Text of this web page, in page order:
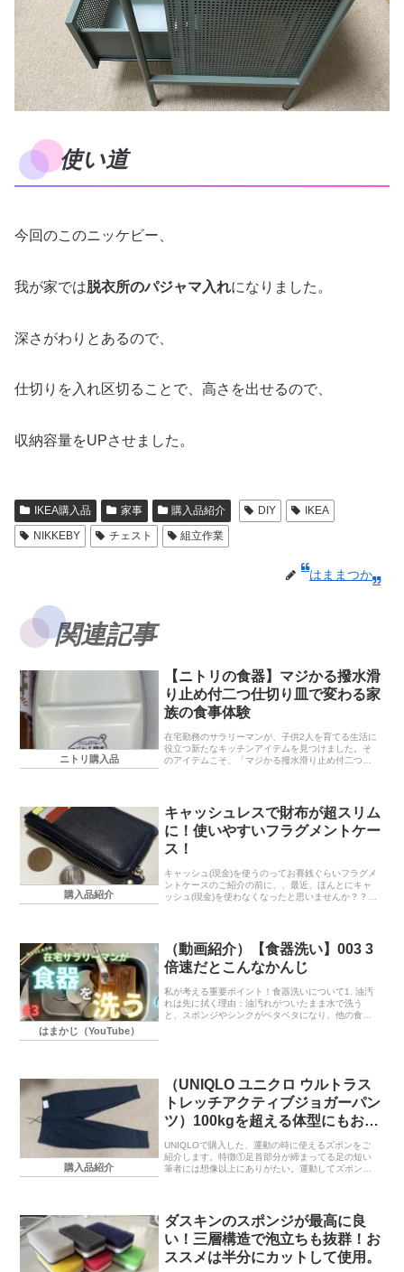
使い道
今回のこのニッケビー、
我が家では脱衣所のパジャマ入れになりました。
深さがわりとあるので、
仕切りを入れ区切ることで、高さを出せるので、
収納容量をUPさせました。
IKEA購入品 家事 購入品紹介 DIY
IKEA
NIKKEBY
チェスト 組立作業
はままつか
関連記事
ニトリ購入品
【ニトリの食器】マジかる撥水滑
り止め付二つ仕切り皿で変わる家
族の食事体験
在宅勤務のサラリーマンが、子供2人を育てる生活に
役立つ新たなキッチンアイテムを見つけました。そ
のアイテムこそ、「マジかる撥水滑り止め付二つ仕
購入品紹介
キャッシュレスで財布が超スリム
に！使いやすいフラグメントケー
ス！
キャッシュ(現金)を使うのってお賽銭ぐらいフラグメ
ントケースのご紹介の前に、、最近、ほんとにキャ
ッシュ(現金)を使わなくなったと思いませんか？？使
はまかじ（YouTube）
（動画紹介）【食器洗い】003 3
倍速だとこんなかんじ
私が考える重要ポイント！食器洗いについて1. 油汚
れは先に拭く理由：油汚れがついたまま水で洗う
と、スポンジやシンクがベタベタになり、他の食器
購入品紹介
（UNIQLO ユニクロ ウルトラス
トレッチアクティブジョガーパン
ツ）100kgを超える体型にもおス
スメできる理由４選！
UNIQLOで購入した、運動の時に使えるズボンをご
紹介します。特徴①足首部分が締まってる足の短い
筆者には想像以上にありがたい。運動してズボンが
ダスキンのスポンジが最高に良
い！三層構造で泡立ちも抜群！お
ススメは半分にカットして使用。